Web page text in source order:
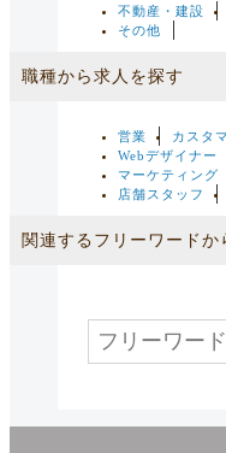
不動産・建設
その他
職種から求人を探す
営業 カスタ
Webデザイナー
マーケティング
店舗スタッフ
関連するフリーワードか